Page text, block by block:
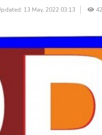
13 May, 2022 03:13